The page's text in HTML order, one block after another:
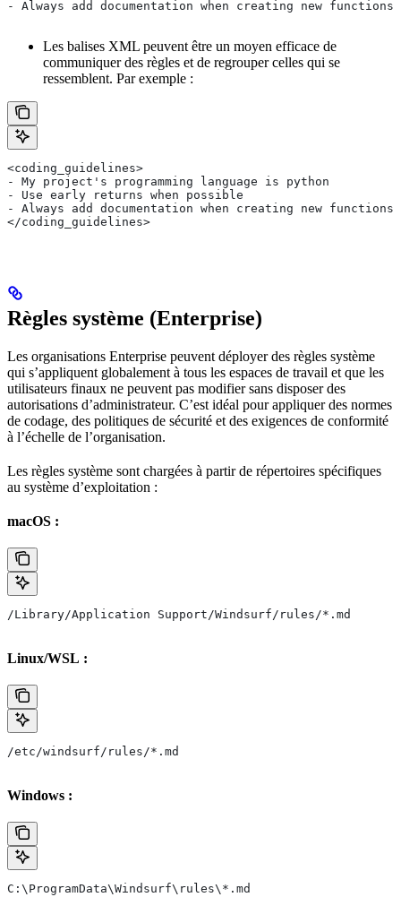
- Always add documentation when creating new functions
Les balises XML peuvent être un moyen efficace de
communiquer des règles et de regrouper celles qui se
ressemblent. Par exemple :
<coding_guidelines>
- My project's programming language is python
- Use early returns when possible
- Always add documentation when creating new functions
</coding_guidelines>
Règles système (Enterprise)
Les organisations Enterprise peuvent déployer des règles système
qui s’appliquent globalement à tous les espaces de travail et que les
utilisateurs finaux ne peuvent pas modifier sans disposer des
autorisations d’administrateur. C’est idéal pour appliquer des normes
de codage, des politiques de sécurité et des exigences de conformité
à l’échelle de l’organisation.
Les règles système sont chargées à partir de répertoires spécifiques
au système d’exploitation :
macOS :
/Library/Application Support/Windsurf/rules/*.md
Linux/WSL :
/etc/windsurf/rules/*.md
Windows :
C:\ProgramData\Windsurf\rules\*.md